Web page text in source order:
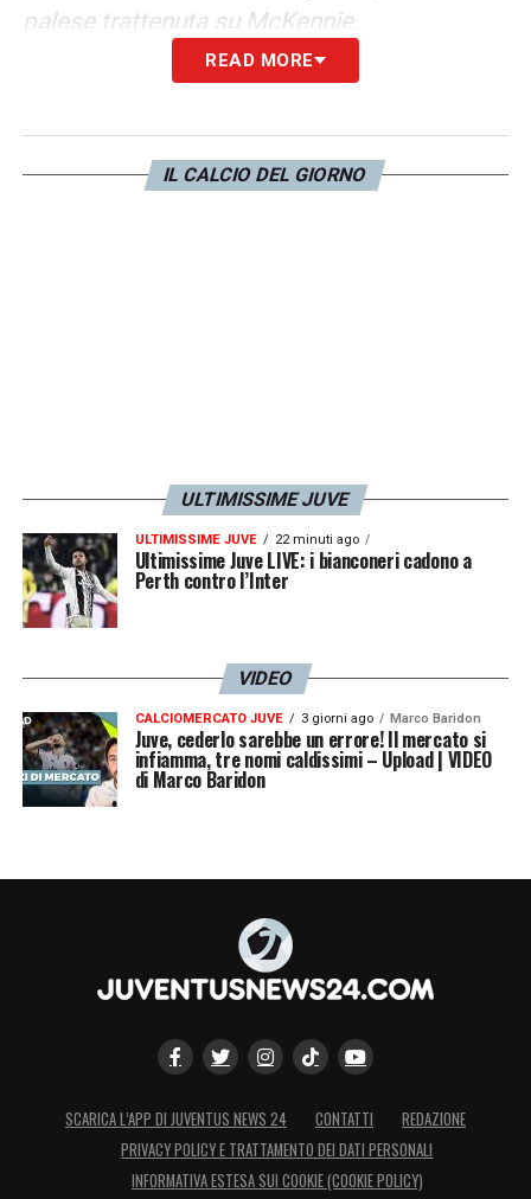
palese trattenuta su McKennie.
Inoltre, la manata di Darmian ha fatto venire
Verona, quando a Kean è stato annullato un
gol per una ‘manata’ a Faraoni decisamente
READ MORE
IL CALCIO DEL GIORNO
ULTIMISSIME JUVE
ULTIMISSIME JUVE 22 minuti ago
Ultimissime Juve LIVE: i bianconeri cadono a
Perth contro l’Inter
VIDEO
CALCIOMERCATO JUVE 3 giorni ago Marco Baridon
Juve, cederlo sarebbe un errore! Il mercato si
infiamma, tre nomi caldissimi – Upload | VIDEO
di Marco Baridon
SCARICA L’APP DI JUVENTUS NEWS 24 CONTATTI
REDAZIONE
PRIVACY POLICY E TRATTAMENTO DEI DATI PERSONALI
INFORMATIVA ESTESA SUI COOKIE (COOKIE POLICY)